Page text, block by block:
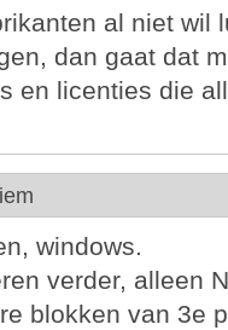
al niet wil
dan gaat dat
en licenties die
windows.
verder, alleen
blokken van 3e